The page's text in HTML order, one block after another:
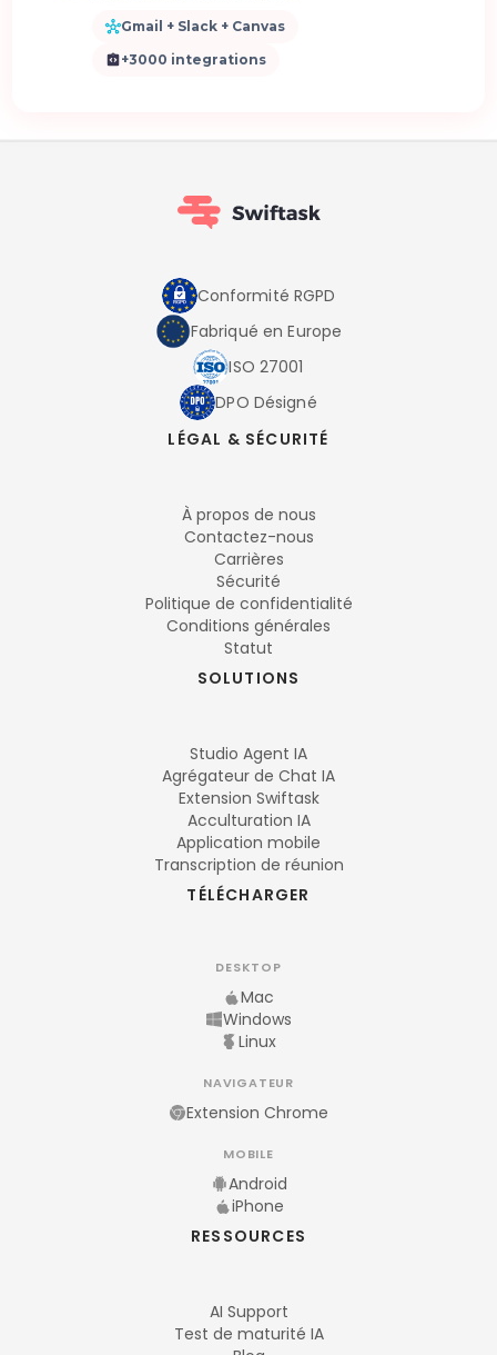
Gmail + Slack + Canvas
+3000 integrations
Conformité RGPD
Fabriqué en Europe
ISO 27001
DPO Désigné
LÉGAL & SÉCURITÉ
À propos de nous
Contactez-nous
Carrières
Sécurité
Politique de confidentialité
Conditions générales
Statut
SOLUTIONS
Studio Agent IA
Agrégateur de Chat IA
Extension Swiftask
Acculturation IA
Application mobile
Transcription de réunion
TÉLÉCHARGER
DESKTOP
Mac
Windows
Linux
NAVIGATEUR
Extension Chrome
MOBILE
Android
iPhone
RESSOURCES
AI Support
Test de maturité IA